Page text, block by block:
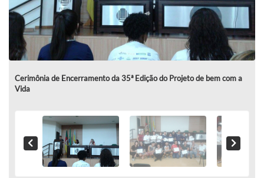
Cerimônia de Encerramento da 35ª Edição do Projeto de bem com a
Vida